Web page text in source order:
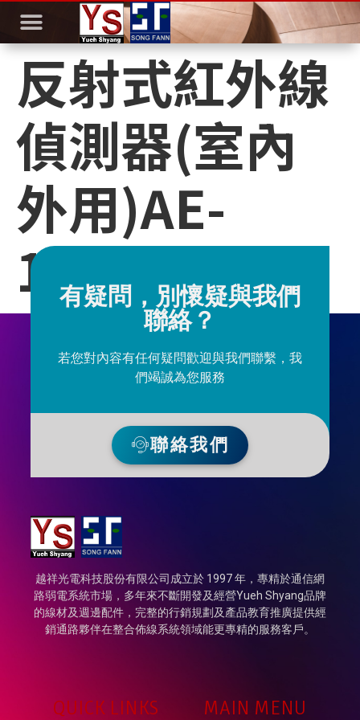
反射式紅外線
偵測器(室內
外用)AE-
16HR
有疑問，別懷疑與我們
聯絡？
若您對內容有任何疑問歡迎與我們聯繫，我
們竭誠為您服務
聯絡我們
越祥光電科技股份有限公司成立於 1997 年，專精於通信網
路弱電系統市場，多年來不斷開發及經營Yueh Shyang品牌
的線材及週邊配件，完整的行銷規劃及產品教育推廣提供經
銷通路夥伴在整合佈線系統領域能更專精的服務客戶。
QUICK LINKS MAIN MENU